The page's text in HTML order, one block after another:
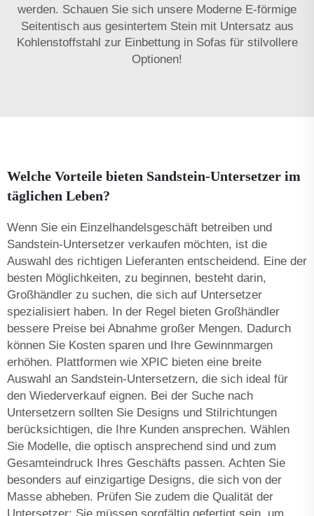
werden. Schauen Sie sich unsere Moderne E-förmige
Seitentisch aus gesintertem Stein mit Untersatz aus
Kohlenstoffstahl zur Einbettung in Sofas für stilvollere
Optionen!
Welche Vorteile bieten Sandstein-Untersetzer im
täglichen Leben?
Wenn Sie ein Einzelhandelsgeschäft betreiben und
Sandstein-Untersetzer verkaufen möchten, ist die
Auswahl des richtigen Lieferanten entscheidend. Eine der
besten Möglichkeiten, zu beginnen, besteht darin,
Großhändler zu suchen, die sich auf Untersetzer
spezialisiert haben. In der Regel bieten Großhändler
bessere Preise bei Abnahme großer Mengen. Dadurch
können Sie Kosten sparen und Ihre Gewinnmargen
erhöhen. Plattformen wie XPIC bieten eine breite
Auswahl an Sandstein-Untersetzern, die sich ideal für
den Wiederverkauf eignen. Bei der Suche nach
Untersetzern sollten Sie Designs und Stilrichtungen
berücksichtigen, die Ihre Kunden ansprechen. Wählen
Sie Modelle, die optisch ansprechend sind und zum
Gesamteindruck Ihres Geschäfts passen. Achten Sie
besonders auf einzigartige Designs, die sich von der
Masse abheben. Prüfen Sie zudem die Qualität der